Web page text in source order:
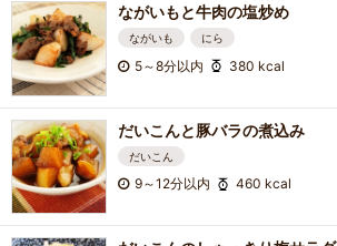
ながいもと牛肉の塩炒め
ながいも にら
5～8分以内 380 kcal
だいこんと豚バラの煮込み
だいこん
9～12分以内 460 kcal